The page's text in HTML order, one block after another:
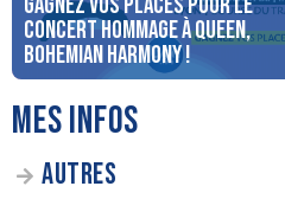
concert Hommage à Queen,
Bohemian Harmony !
MES INFOS
AUTRES